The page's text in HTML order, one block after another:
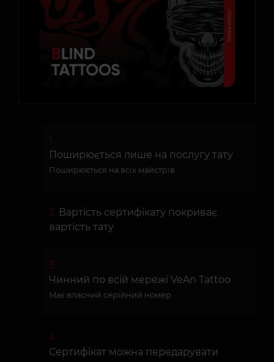
Поширюється лише на послугу тату
Поширюється на всіх майстрів
Вартість сертифікату покриває
вартість тату
Чинний по всій мережі VeAn Tattoo
Має власний серійний номер
Сертифікат можна передарувати